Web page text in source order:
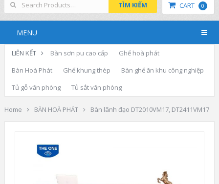
CART 0
TÌM KIẾM
MENU
LIÊN KẾT Bàn sơn pu cao cấp
Ghế hoà phát
Bàn Hoà Phát
Ghế khung thép
Bàn ghế ăn khu công nghiệp
Tủ gỗ văn phòng
Tủ sắt văn phòng
Home BÀN HOÀ PHÁT Bàn lãnh đạo DT2010VM17, DT2411VM17